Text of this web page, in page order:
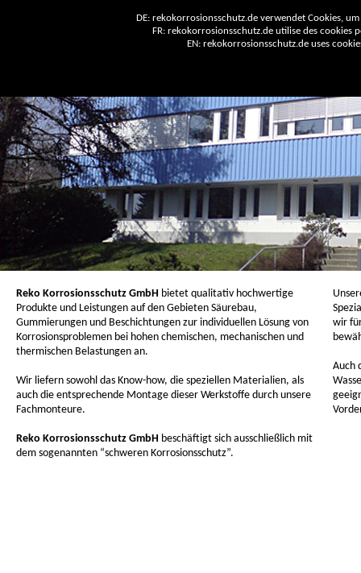
Reko Korrosionsschutz GmbH bietet qualitativ hochwertige
Produkte und Leistungen auf den Gebieten Säurebau,
Gummierungen und Beschichtungen zur individuellen Lösung von
Korrosionsproblemen bei hohen chemischen, mechanischen und
thermischen Belastungen an.
Wir liefern sowohl das Know-how, die speziellen Materialien, als
auch die entsprechende Montage dieser Werkstoffe durch unsere
Fachmonteure.
Reko Korrosionsschutz GmbH beschäftigt sich ausschließlich mit
dem sogenannten “schweren Korrosionsschutz”.
wir
Auch
DE: rekokorrosionsschutz.de verwendet Cookies,
FR: rekokorrosionsschutz.de utilise des cookies
EN: rekokorrosionsschutz.de uses